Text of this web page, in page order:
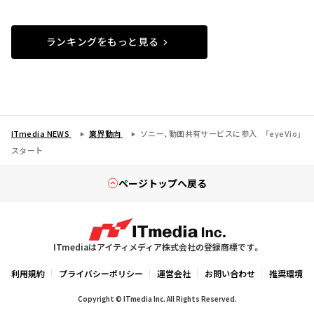
ランキングをもっと見る
ITmedia NEWS 業界動向
ソニー、動画共有サービスに参入 「eyeVio」
スタート
ページトップへ戻る
ITmediaはアイティメディア株式会社の登録商標です。
利用規約 プライバシーポリシー 運営会社 お問い合わせ 推奨環境
Copyright © ITmedia Inc. All Rights Reserved.